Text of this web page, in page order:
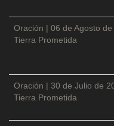
Oración | 06 de Agosto
Tierra Prometida
Oración | 30 de Julio de
Tierra Prometida